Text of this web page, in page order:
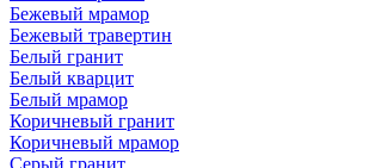
Бежевый мрамор
Бежевый травертин
Белый гранит
Белый кварцит
Белый мрамор
Коричневый гранит
Коричневый мрамор
Серый гранит